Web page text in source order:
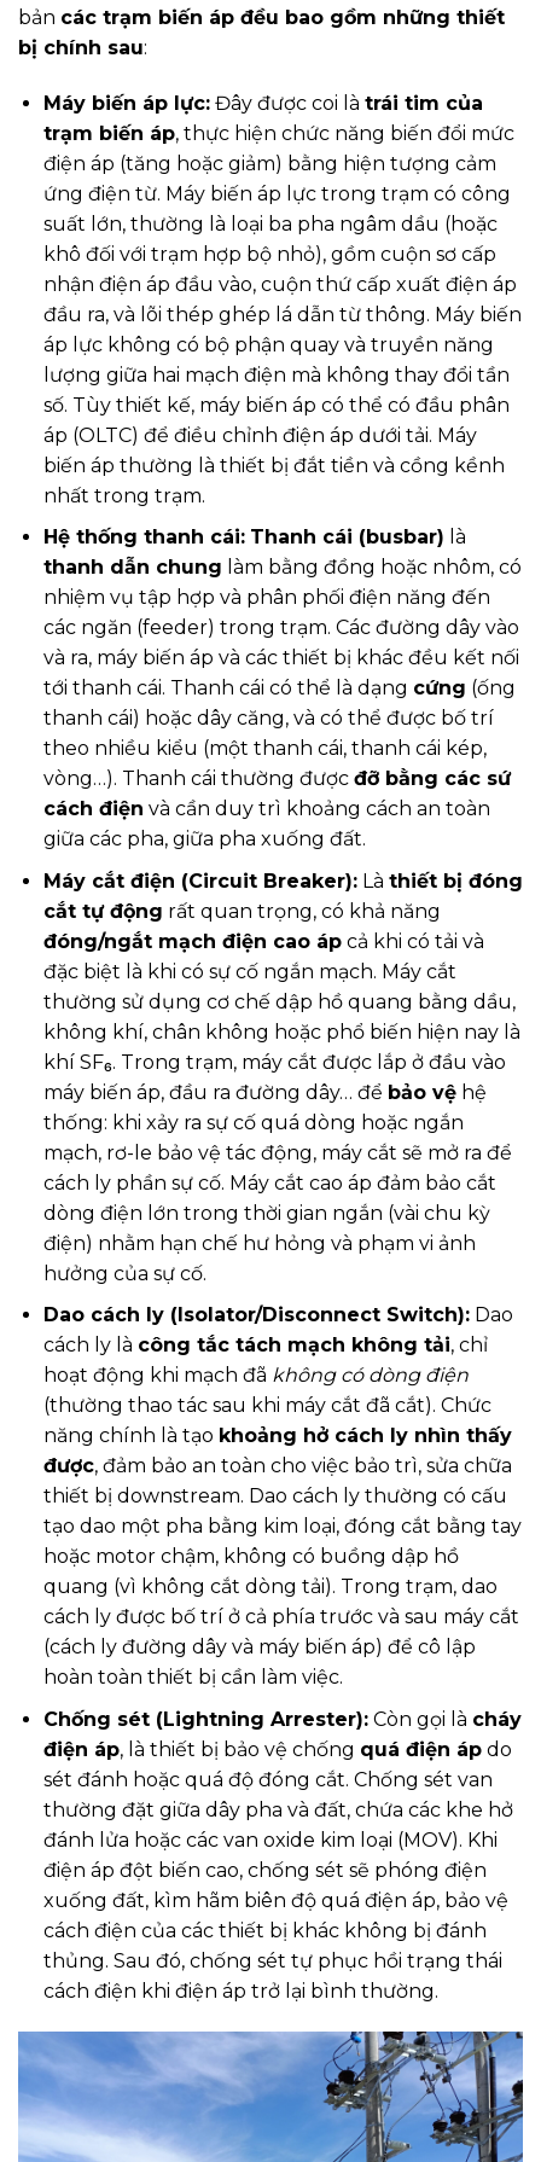
bản các trạm biến áp đều bao gồm những thiết
bị chính sau:
Máy biến áp lực:Đây được coi là trái tim của
trạm biến áp, thực hiện chức năng biến đổi mức
điện áp (tăng hoặc giảm) bằng hiện tượng cảm
ứng điện từ. Máy biến áp lực trong trạm có công
suất lớn, thường là loại ba pha ngâm dầu (hoặc
khô đối với trạm hợp bộ nhỏ), gồm cuộn sơ cấp
nhận điện áp đầu vào, cuộn thứ cấp xuất điện áp
đầu ra, và lõi thép ghép lá dẫn từ thông. Máy biến
áp lực không có bộ phận quay và truyền năng
lượng giữa hai mạch điện mà không thay đổi tần
số. Tùy thiết kế, máy biến áp có thể có đầu phân
áp (OLTC) để điều chỉnh điện áp dưới tải. Máy
biến áp thường là thiết bị đắt tiền và cồng kềnh
nhất trong trạm.
Hệ thống thanh cái: Thanh cái (busbar) là
thanh dẫn chung làm bằng đồng hoặc nhôm, có
nhiệm vụ tập hợp và phân phối điện năng đến
các ngăn (feeder) trong trạm. Các đường dây vào
và ra, máy biến áp và các thiết bị khác đều kết nối
tới thanh cái. Thanh cái có thể là dạng cứng (ống
thanh cái) hoặc dây căng, và có thể được bố trí
theo nhiều kiểu (một thanh cái, thanh cái kép,
vòng…). Thanh cái thường được đỡ bằng các sứ
cách điện và cần duy trì khoảng cách an toàn
giữa các pha, giữa pha xuống đất.
Máy cắt điện (Circuit Breaker):Là thiết bị đóng
cắt tự động rất quan trọng, có khả năng
đóng/ngắt mạch điện cao ápcả khi có tải và
đặc biệt là khi có sự cố ngắn mạch. Máy cắt
thường sử dụng cơ chế dập hồ quang bằng dầu,
không khí, chân không hoặc phổ biến hiện nay là
khí SF₆. Trong trạm, máy cắt được lắp ở đầu vào
máy biến áp, đầu ra đường dây… để bảo vệhệ
thống: khi xảy ra sự cố quá dòng hoặc ngắn
mạch, rơ-le bảo vệ tác động, máy cắt sẽ mở ra để
cách ly phần sự cố. Máy cắt cao áp đảm bảo cắt
dòng điện lớn trong thời gian ngắn (vài chu kỳ
điện) nhằm hạn chế hư hỏng và phạm vi ảnh
hưởng của sự cố.
Dao cách ly (Isolator/Disconnect Switch):Dao
cách ly là công tắc tách mạch không tải, chỉ
hoạt động khi mạch đã không có dòng điện
(thường thao tác sau khi máy cắt đã cắt). Chức
năng chính là tạo khoảng hở cách ly nhìn thấy
được, đảm bảo an toàn cho việc bảo trì, sửa chữa
thiết bị downstream. Dao cách ly thường có cấu
tạo dao một pha bằng kim loại, đóng cắt bằng tay
hoặc motor chậm, không có buồng dập hồ
quang (vì không cắt dòng tải). Trong trạm, dao
cách ly được bố trí ở cả phía trước và sau máy cắt
(cách ly đường dây và máy biến áp) để cô lập
hoàn toàn thiết bị cần làm việc.
Chống sét (Lightning Arrester):Còn gọi là cháy
điện áp, là thiết bị bảo vệ chống quá điện ápdo
sét đánh hoặc quá độ đóng cắt. Chống sét van
thường đặt giữa dây pha và đất, chứa các khe hở
đánh lửa hoặc các van oxide kim loại (MOV). Khi
điện áp đột biến cao, chống sét sẽ phóng điện
xuống đất, kìm hãm biên độ quá điện áp, bảo vệ
cách điện của các thiết bị khác không bị đánh
thủng. Sau đó, chống sét tự phục hồi trạng thái
cách điện khi điện áp trở lại bình thường.